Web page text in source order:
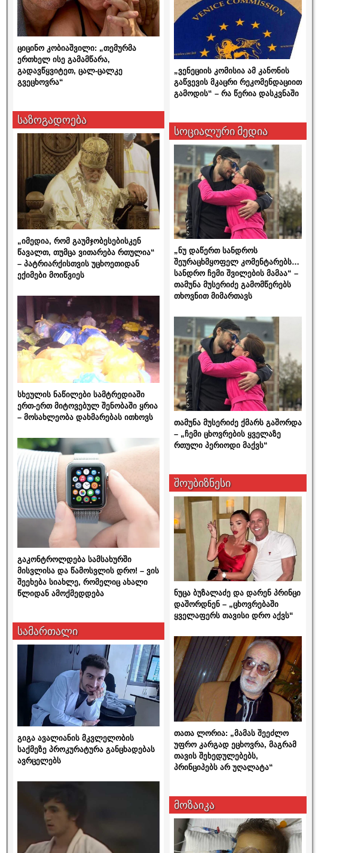
ციცინო კობიაშვილი: „თემურმა
ერთხელ ისე გამამწარა,
გადავწყვიტეთ, ცალ-ცალკე
გვეცხოვრა“
საზოგადოება
„იმედია, რომ გაუმჯობესებისკენ
წავალთ, თუმცა ვითარება რთულია“
– პატრიარქისთვის უცხოეთიდან
ექიმები მოიწვიეს
სხეულის ნაწილები სამტრედიაში
ერთ-ერთ მიტოვებულ შენობაში ყრია
– მოსახლეობა დახმარებას ითხოვს
გაკონტროლდება სამსახურში
მისვლისა და წამოსვლის დრო! – ვის
შეეხება სიახლე, რომელიც ახალი
წლიდან ამოქმედდება
სამართალი
გიგა ავალიანის მკვლელობის
საქმეზე პროკურატურა განცხადებას
ავრცელებს
„ვენეციის კომისია ამ კანონის
გაწვევის მკაცრი რეკომენდაციით
გამოდის“ – რა წერია დასკვნაში
სოციალური მედია
„ნუ დაწერთ სანდროს
შეურაცხმყოფელ კომენტარებს…
სანდრო ჩემი შვილების მამაა“ –
თამუნა მუსერიძე გამომწერებს
თხოვნით მიმართავს
თამუნა მუსერიძე ქმარს გაშორდა
– „ჩემი ცხოვრების ყველაზე
რთული პერიოდი მაქვს“
შოუბიზნესი
ნუცა ბუზალაძე და დარენ პრინცი
დაშორდნენ – „ცხოვრებაში
ყველაფერს თავისი დრო აქვს“
თათა ლორია: „მამას შეეძლო
უფრო კარგად ეცხოვრა, მაგრამ
თავის შეხედულებებს,
პრინციპებს არ უღალატა“
მოზაიკა